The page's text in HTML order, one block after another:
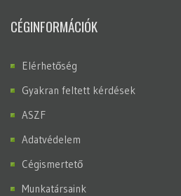
CÉGINFORMÁCIÓK
Elérhetőség
Gyakran feltett kérdések
ASZF
Adatvédelem
Cégismertető
Munkatársaink